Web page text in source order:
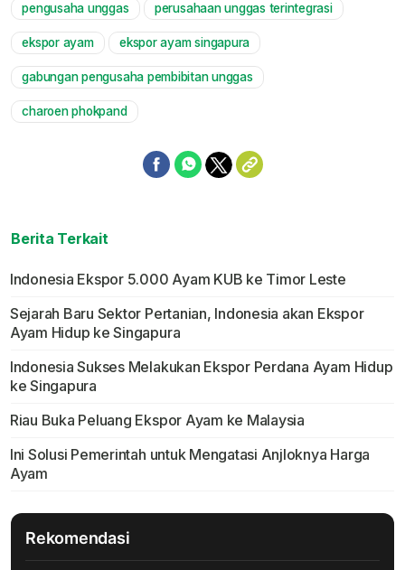
Mute
pengusaha unggas perusahaan unggas terintegrasi
ekspor ayam ekspor ayam singapura
gabungan pengusaha pembibitan unggas
charoen phokpand
Berita Terkait
Indonesia Ekspor 5.000 Ayam KUB ke Timor Leste
Sejarah Baru Sektor Pertanian, Indonesia akan Ekspor
Ayam Hidup ke Singapura
Indonesia Sukses Melakukan Ekspor Perdana Ayam Hidup
ke Singapura
Riau Buka Peluang Ekspor Ayam ke Malaysia
Ini Solusi Pemerintah untuk Mengatasi Anjloknya Harga
Ayam
Rekomendasi